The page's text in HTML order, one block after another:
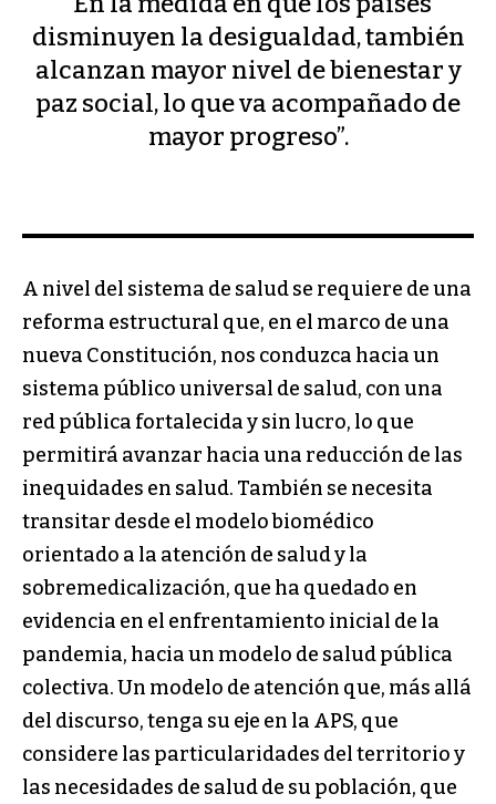
disminuyen la desigualdad, también
alcanzan mayor nivel de bienestar y
paz social, lo que va acompañado de
mayor progreso”.
A nivel del sistema de salud se requiere de una
reforma estructural que, en el marco de una
nueva Constitución, nos conduzca hacia un
sistema público universal de salud, con una
red pública fortalecida y sin lucro, lo que
permitirá avanzar hacia una reducción de las
inequidades en salud. También se necesita
transitar desde el modelo biomédico
orientado a la atención de salud y la
sobremedicalización, que ha quedado en
evidencia en el enfrentamiento inicial de la
pandemia, hacia un modelo de salud pública
colectiva. Un modelo de atención que, más allá
del discurso, tenga su eje en la APS, que
considere las particularidades del territorio y
las necesidades de salud de su población, que